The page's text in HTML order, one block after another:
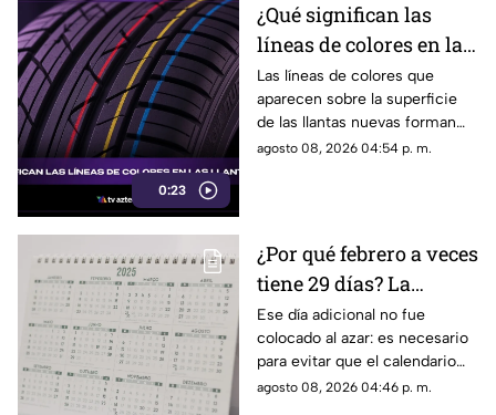
0:23
¿Qué significan las
líneas de colores en las
llantas nuevas?
Las líneas de colores que
aparecen sobre la superficie
de las llantas nuevas forman
parte del proceso de
agosto 08, 2026 04:54 p. m.
¿Por qué febrero a veces
tiene 29 días? La
curiosa razón detrás de
los años bisiestos
Ese día adicional no fue
colocado al azar: es necesario
para evitar que el calendario
pierda sincronía con las
agosto 08, 2026 04:46 p. m.